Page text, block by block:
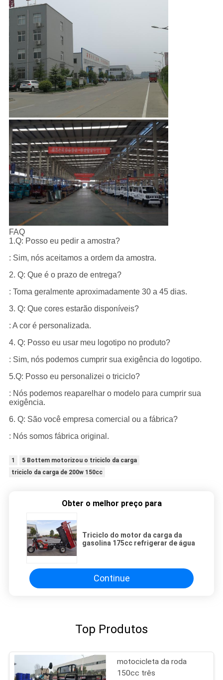
FAQ
1.Q: Posso eu pedir a amostra?
: Sim, nós aceitamos a ordem da amostra.
2. Q: Que é o prazo de entrega?
: Toma geralmente aproximadamente 30 a 45 dias.
3. Q: Que cores estarão disponíveis?
: A cor é personalizada.
4. Q: Posso eu usar meu logotipo no produto?
: Sim, nós podemos cumprir sua exigência do logotipo.
5.Q: Posso eu personalizei o triciclo?
: Nós podemos reaparelhar o modelo para cumprir sua
exigência.
6. Q: São você empresa comercial ou a fábrica?
: Nós somos fábrica original.
1
5 Bottem motorizou o triciclo da carga
triciclo da carga de 200w 150cc
Obter o melhor preço para
Triciclo do motor da carga da
gasolina 175cc refrigerar de água
Continue
Top Produtos
motocicleta da roda
150cc três